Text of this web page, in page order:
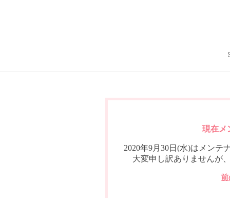
現在メ
2020年9月30日(水)はメンテ
大変申し訳ありませんが
前